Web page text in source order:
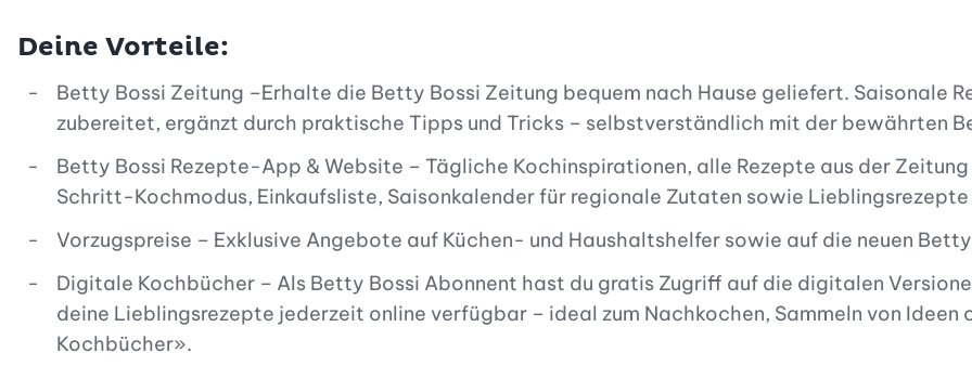
Deine Vorteile:
Betty Bossi Zeitung –Erhalte die Betty Bossi Zeitung bequem nach Hause geliefert. Saisonale
zubereitet, ergänzt durch praktische Tipps und Tricks – selbstverständlich mit der bewährten
Betty Bossi Rezepte-App & Website – Tägliche Kochinspirationen, alle Rezepte aus der
Schritt-Kochmodus, Einkaufsliste, Saisonkalender für regionale Zutaten sowie Lieblingsrezepte
Vorzugspreise – Exklusive Angebote auf Küchen- und Haushaltshelfer sowie auf die neuen
Digitale Kochbücher – Als Betty Bossi Abonnent hast du gratis Zugriff auf die digitalen
deine Lieblingsrezepte jederzeit online verfügbar – ideal zum Nachkochen, Sammeln von
Kochbücher».